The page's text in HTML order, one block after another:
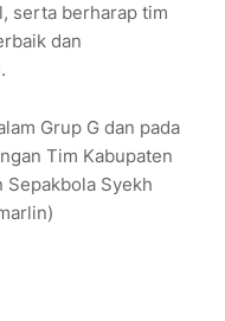
serta berharap tim
dan
Grup G dan pada
Tim Kabupaten
Sepakbola Syekh